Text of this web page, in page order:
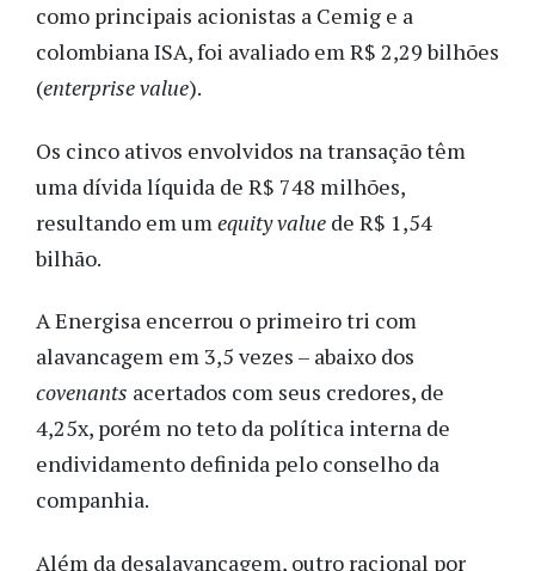
como principais acionistas a Cemig e a
colombiana ISA, foi avaliado em R$ 2,29 bilhões
(enterprise value).
Os cinco ativos envolvidos na transação têm
uma dívida líquida de R$ 748 milhões,
resultando em umequity value de R$ 1,54
bilhão.
A Energisa encerrou o primeiro tri com
alavancagem em 3,5 vezes – abaixo dos
covenants acertados com seus credores, de
4,25x, porém no teto da política interna de
endividamento definida pelo conselho da
companhia.
Além da desalavancagem, outro racional por